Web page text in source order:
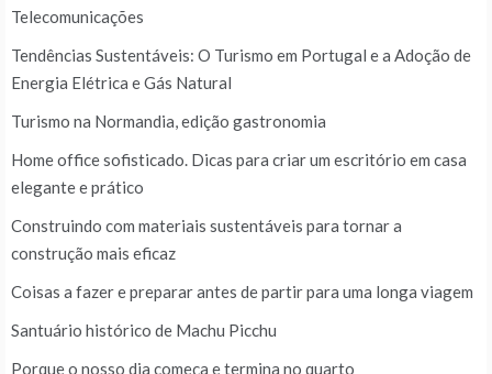
Telecomunicações
Tendências Sustentáveis: O Turismo em Portugal e a Adoção de
Energia Elétrica e Gás Natural
Turismo na Normandia, edição gastronomia
Home office sofisticado. Dicas para criar um escritório em casa
elegante e prático
Construindo com materiais sustentáveis para tornar a
construção mais eficaz
Coisas a fazer e preparar antes de partir para uma longa viagem
Santuário histórico de Machu Picchu
Porque o nosso dia começa e termina no quarto